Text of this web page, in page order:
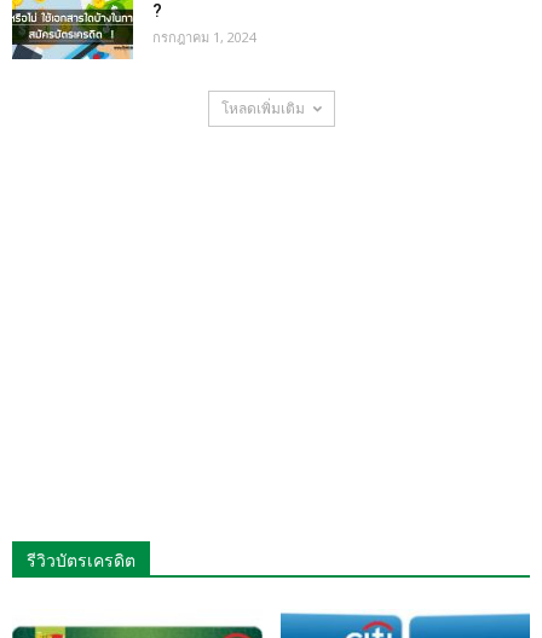
?
กรกฎาคม 1, 2024
โหลดเพิ่มเติม
รีวิวบัตรเครดิต